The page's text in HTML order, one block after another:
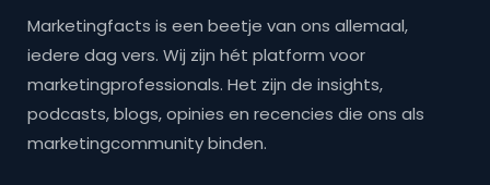
Marketingfacts is een beetje van ons allemaal,
iedere dag vers. Wij zijn hét platform voor
marketingprofessionals. Het zijn de insights,
podcasts, blogs, opinies en recencies die ons als
marketingcommunity binden.